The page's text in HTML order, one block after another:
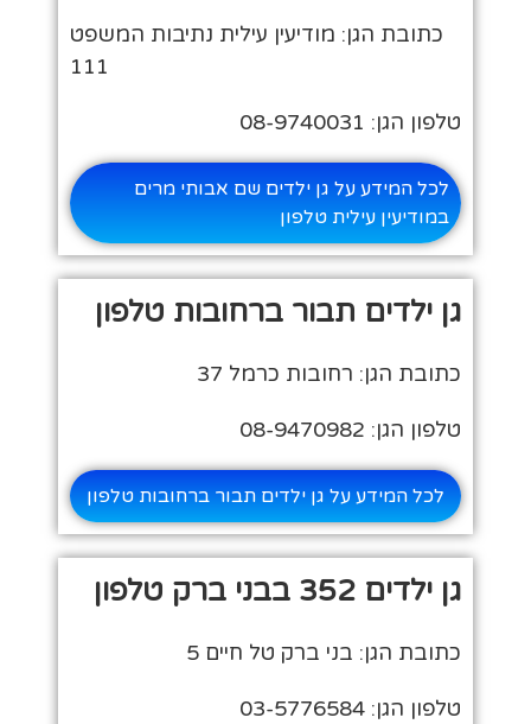
כתובת הגן: מודיעין עילית נתיבות המשפט
111
טלפון הגן: 08-9740031
לכל המידע על גן ילדים שם אבותי מרים
במודיעין עילית טלפון
גן ילדים תבור ברחובות טלפון
כתובת הגן: רחובות כרמל 37
טלפון הגן: 08-9470982
לכל המידע על גן ילדים תבור ברחובות טלפון
גן ילדים 352 בבני ברק טלפון
כתובת הגן: בני ברק טל חיים 5
טלפון הגן: 03-5776584